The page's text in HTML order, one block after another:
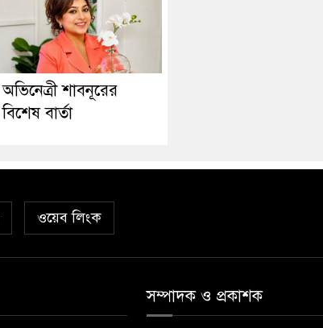
অভিনেত্রী শাবনূরের
বিশেষ বার্তা
ওয়েব লিংক
সম্পাদক ও প্রকাশক